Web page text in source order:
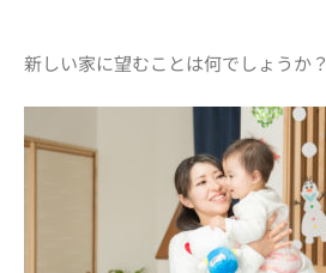
新しい家に望むことは何でしょうか？